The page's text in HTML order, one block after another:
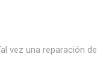
vez una reparación de